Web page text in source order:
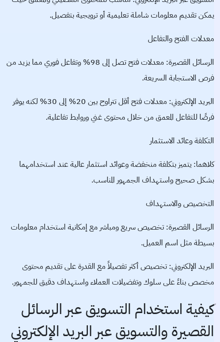
يمكن تقديم معلومات شاملة تعليمية أو ترويجية بتفصيل.
معدلات الفتح والتفاعل
الرسائل القصيرة: معدلات فتح تصل إلى 98% وتفاعل فوري مما يزيد من
فرص الاستجابة السريعة.
البريد الإلكتروني: معدلات فتح أقل تتراوح بين 20% إلى 30% لكنه يوفر
فرصًا للتفاعل المعمق من خلال محتوى غني وروابط تفاعلية.
التكلفة وعائد الاستثمار
كلاهما: يتميز بتكلفة منخفضة وعوائد استثمار عالية عند استخدامهما
بشكل صحيح واستهداف الجمهور المناسب.
التخصيص والاستهداف
الرسائل القصيرة: تخصيص سريع ومباشر مع إمكانية استخدام معلومات
بسيطة مثل اسم العميل.
البريد الإلكتروني: تخصيص أكثر تفصيلاً مع القدرة على تقديم محتوى
مخصص بناءً على سلوك وتفضيلات العملاء واستهداف دقيق للجمهور.
كيفية استخدام التسويق عبر الرسائل
القصيرة والتسويق عبر البريد الإلكتروني